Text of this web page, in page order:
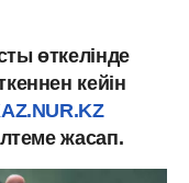
өткелінде
кейін
жасап.